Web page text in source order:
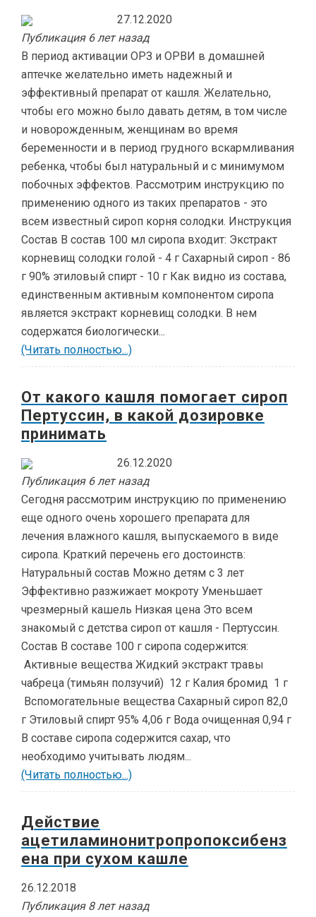
27.12.2020
Публикация 6 лет назад
В период активации ОРЗ и ОРВИ в домашней
аптечке желательно иметь надежный и
эффективный препарат от кашля. Желательно,
чтобы его можно было давать детям, в том числе
и новорожденным, женщинам во время
беременности и в период грудного вскармливания
ребенка, чтобы был натуральный и с минимумом
побочных эффектов. Рассмотрим инструкцию по
применению одного из таких препаратов - это
всем известный сироп корня солодки. Инструкция
Состав В состав 100 мл сиропа входит: Экстракт
корневищ солодки голой - 4 г Сахарный сироп - 86
г 90% этиловый спирт - 10 г Как видно из состава,
единственным активным компонентом сиропа
является экстракт корневищ солодки. В нем
содержатся биологически...
(Читать полностью...)
От какого кашля помогает сироп
Пертуссин, в какой дозировке
принимать
26.12.2020
Публикация 6 лет назад
Сегодня рассмотрим инструкцию по применению
еще одного очень хорошего препарата для
лечения влажного кашля, выпускаемого в виде
сиропа. Краткий перечень его достоинств:
Натуральный состав Можно детям с 3 лет
Эффективно разжижает мокроту Уменьшает
чрезмерный кашель Низкая цена Это всем
знакомый с детства сироп от кашля - Пертуссин.
Состав В составе 100 г сиропа содержится:
Активные вещества Жидкий экстракт травы
чабреца (тимьян ползучий) 12 г Калия бромид 1 г
Вспомогательные вещества Сахарный сироп 82,0
г Этиловый спирт 95% 4,06 г Вода очищенная 0,94 г
В составе сиропа содержится сахар, что
необходимо учитывать людям...
(Читать полностью...)
Действие
ацетиламинонитропропоксибенз
ена при сухом кашле
26.12.2018
Публикация 8 лет назад